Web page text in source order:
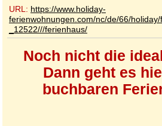
URL: https://www.holiday-
ferienwohnungen.com/nc/de/66/
_12522///ferienhaus/
Noch nicht die
Dann geht es
buchbaren